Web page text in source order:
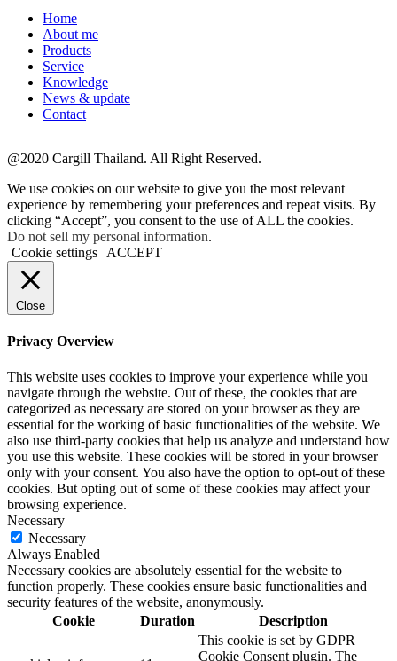
Home
About me
Products
Service
Knowledge
News & update
Contact
@2020 Cargill Thailand. All Right Reserved.
We use cookies on our website to give you the most relevant
experience by remembering your preferences and repeat visits. By
clicking “Accept”, you consent to the use of ALL the cookies.
Do not sell my personal information.
Cookie settings
ACCEPT
Close
Privacy Overview
This website uses cookies to improve your experience while you
navigate through the website. Out of these, the cookies that are
categorized as necessary are stored on your browser as they are
essential for the working of basic functionalities of the website. We
also use third-party cookies that help us analyze and understand how
you use this website. These cookies will be stored in your browser
only with your consent. You also have the option to opt-out of these
cookies. But opting out of some of these cookies may affect your
browsing experience.
Necessary
Necessary
Always Enabled
Necessary cookies are absolutely essential for the website to
function properly. These cookies ensure basic functionalities and
security features of the website, anonymously.
Cookie
Duration Description
This cookie is set by GDPR
Cookie Consent plugin. The